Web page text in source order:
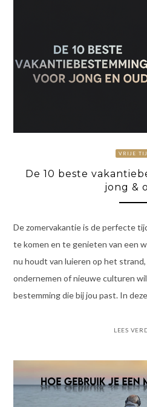
VRIJE
De 10 beste
jong &
De zomervakantie is de perfecte
te komen en te genieten van een
nu houdt van luieren op het
ondernemen of nieuwe culturen
bestemming die bij jou past. In
LEES